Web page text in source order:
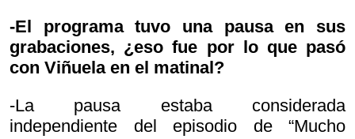
-El programa tuvo una pausa en sus
grabaciones, ¿eso fue por lo que pasó
con Viñuela en el matinal?
-La pausa estaba considerada
independiente del episodio de “Mucho